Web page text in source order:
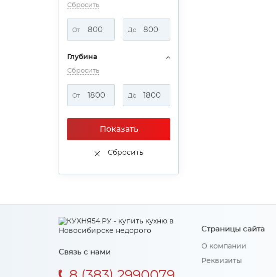
Сбросить
От До
Глубина
Сбросить
От До
Показать
Сбросить
Связь с нами
Страницы сайта
О компании
Реквизиты